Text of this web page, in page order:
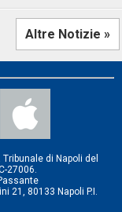
Altre Notizie »
di Napoli del
27006.
21, 80133 Napoli P.I.